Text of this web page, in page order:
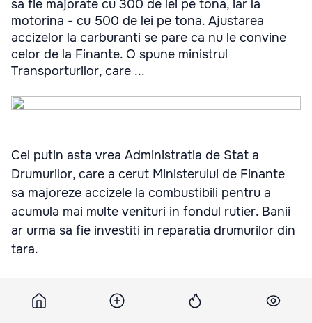
sa fie majorate cu 300 de lei pe tona, iar la
motorina - cu 500 de lei pe tona. Ajustarea
accizelor la carburanti se pare ca nu le convine
celor de la Finante. O spune ministrul
Transporturilor, care ...
Cel putin asta vrea Administratia de Stat a
Drumurilor, care a cerut Ministerului de Finante
sa majoreze accizele la combustibili pentru a
acumula mai multe venituri in fondul rutier. Banii
ar urma sa fie investiti in reparatia drumurilor din
tara.
Astfel, institutia cere ca accizele la benzina sa fie